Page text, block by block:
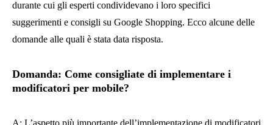
durante cui gli esperti condividevano i loro specifici
suggerimenti e consigli su Google Shopping. Ecco alcune delle
domande alle quali è stata data risposta.
Domanda: Come consigliate di implementare i
modificatori per mobile?
A: L’aspetto più importante dell’implementazione di modificatori